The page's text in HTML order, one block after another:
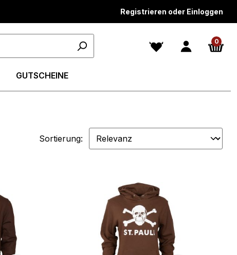
Registrieren oder Einloggen
0
GUTSCHEINE
Sortierung: